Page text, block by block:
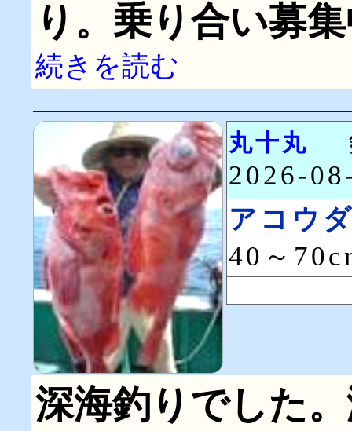
り。乗り合い募
続きを読む
丸十丸
2026-
アコウ
40～
深海釣りでした